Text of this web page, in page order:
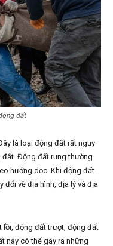
đất
là loại động đất rất nguy
đất. Động đất rung thường
hướng dọc. Khi động đất
đổi về địa hình, địa lý và địa
lồi, động đất trượt, động đất
này có thể gây ra những